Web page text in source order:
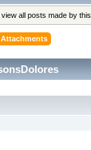
all posts made by
Attachments